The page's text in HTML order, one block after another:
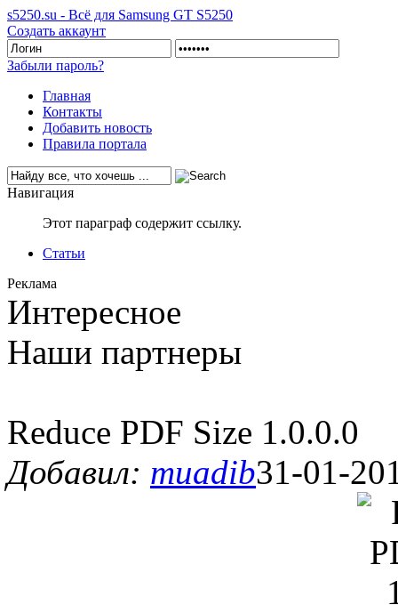
s5250.su - Всё для Samsung GT S5250
Создать аккаунт
Забыли пароль?
Главная
Контакты
Добавить новость
Правила портала
Навигация
Этот параграф содержит ссылку.
Статьи
Реклама
Интересное
Наши партнеры
Reduce PDF Size 1.0.0.0
Добавил: muadib31-01-